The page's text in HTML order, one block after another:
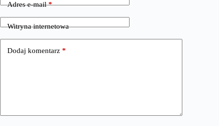
Adres e-mail*
Witryna internetowa
Dodaj komentarz *